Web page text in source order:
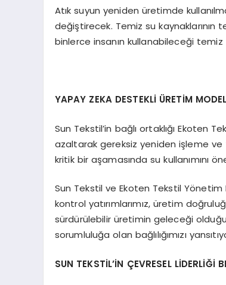
Atık suyun yeniden üretimde
değiştirecek. Temiz su kaynaklarının
binlerce insanın kullanabileceği temiz
YAPAY ZEKA DESTEKLİ ÜRETİM
Sun Tekstil’in bağlı ortaklığı Ekoten
azaltarak gereksiz yeniden işleme
kritik bir aşamasında su kullanımını
Sun Tekstil ve Ekoten Tekstil Yönetim
kontrol yatırımlarımız, üretim
sürdürülebilir üretimin geleceği
sorumluluğa olan bağlılığımızı
SUN TEKSTİL’İN ÇEVRESEL LİDERLİĞİ